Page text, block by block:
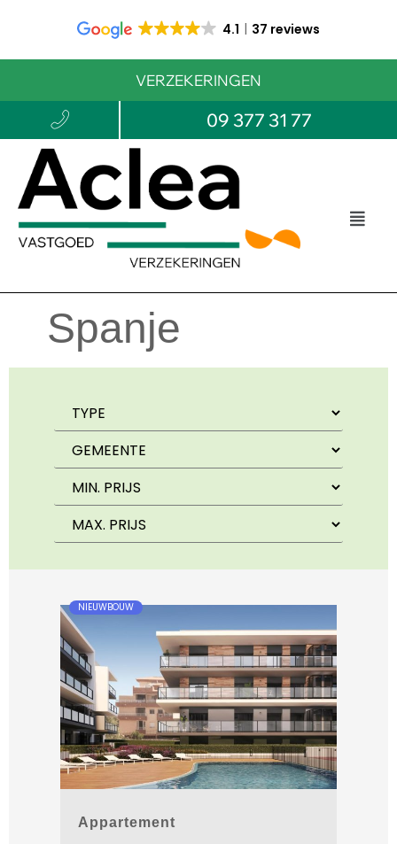
4.1 37 reviews
VERZEKERINGEN
09 377 31 77
Spanje
NIEUWBOUW
Appartement